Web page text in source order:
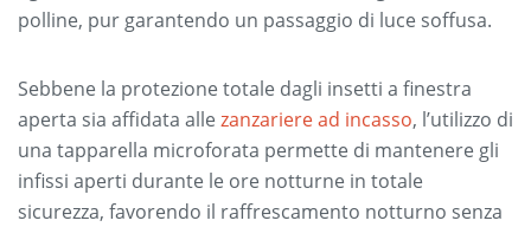
polline, pur garantendo un passaggio di luce soffusa.
Sebbene la protezione totale dagli insetti a finestra
aperta sia affidata alle zanzariere ad incasso, l’utilizzo di
una tapparella microforata permette di mantenere gli
infissi aperti durante le ore notturne in totale
sicurezza, favorendo il raffrescamento notturno senza